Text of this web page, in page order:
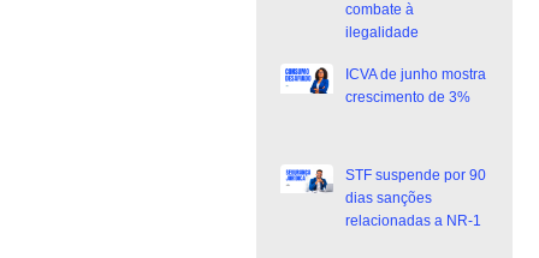
combate à
ilegalidade
ICVA de junho mostra
crescimento de 3%
STF suspende por 90
dias sanções
relacionadas a NR-1